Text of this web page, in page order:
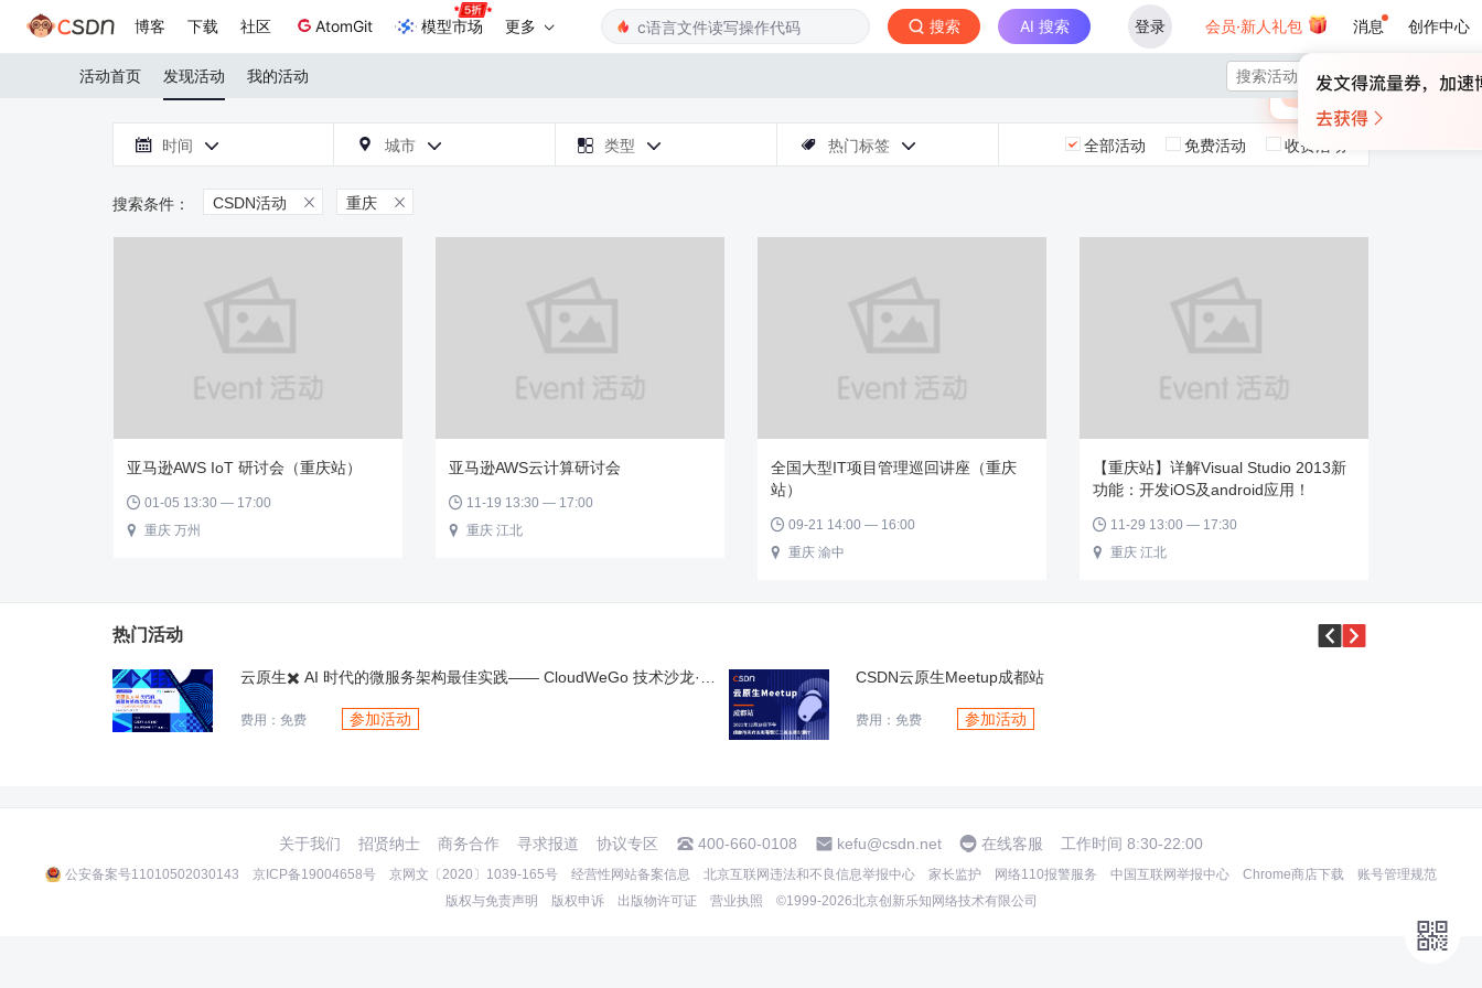
博客 下载 社区 AtomGit 模型市场 更多 搜索 AI 搜索 登录 会员·新人礼包 消息 创作中心
×
🎁
未登录
活动首页 发现活动 我的活动 
 时间   城市   类型   热门标签  全部活动 免费活动 收费活动
CSDN活动  重庆 
亚马逊AWS IoT 研讨会（重庆站）
 01-05 13:30 — 17:00
 重庆 万州
亚马逊AWS云计算研讨会
 11-19 13:30 — 17:00
 重庆 江北
全国大型IT项目管理巡回讲座（重庆
站）
 09-21 14:00 — 16:00
 重庆 渝中
【重庆站】详解Visual Studio 2013新
功能：开发iOS及android应用！
 11-29 13:00 — 17:30
 重庆 江北
热门活动 
洞见2022中国企业服务年会 高增长的下一步
费用：免费 参加活动
2021混合云大会
费用：免费 参加活动

关于我们 招贤纳士 商务合作 寻求报道 协议专区 400-660-0108 kefu@csdn.net 在线客服 工作时间 8:30-22:00
公安备案号11010502030143 京ICP备19004658号 京网文〔2020〕1039-165号 经营性网站备案信息 北京互联网违法和不良信息举报中心 家长监护 网络110报警服务 中国互联网举报中心 Chrome商店下载
账号管理规范
版权与免责声明
版权申诉 出版物许可证 营业执照 ©1999-2026北京创新乐知网络技术有限公司